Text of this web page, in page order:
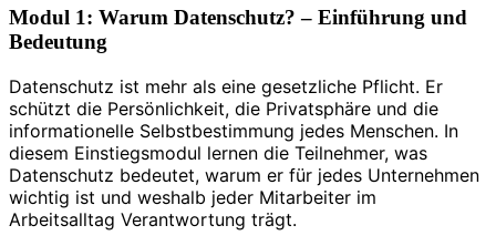
Modul 1: Warum Datenschutz? – Einführung und
Bedeutung
Datenschutz ist mehr als eine gesetzliche Pflicht. Er
schützt die Persönlichkeit, die Privatsphäre und die
informationelle Selbstbestimmung jedes Menschen. In
diesem Einstiegsmodul lernen die Teilnehmer, was
Datenschutz bedeutet, warum er für jedes Unternehmen
wichtig ist und weshalb jeder Mitarbeiter im
Arbeitsalltag Verantwortung trägt.